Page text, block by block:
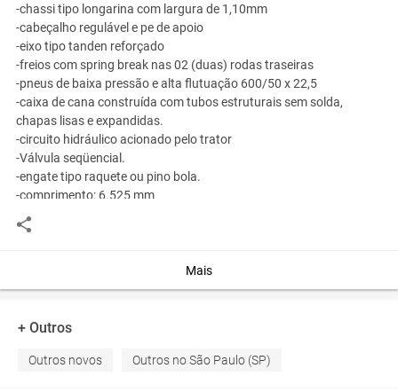
-chassi tipo longarina com largura de 1,10mm
-cabeçalho regulável e pe de apoio
-eixo tipo tanden reforçado
-freios com spring break nas 02 (duas) rodas traseiras
-pneus de baixa pressão e alta flutuação 600/50 x 22,5
-caixa de cana construída com tubos estruturais sem solda,
chapas lisas e expandidas.
-circuito hidráulico acionado pelo trator
-Válvula seqüencial.
-engate tipo raquete ou pino bola.
-comprimento: 6.525 mm
-altura de carregamento: 3.505 mm
-altura de descarga: 4.700 mm
-capacidade de carga: 24m3
Cabeçalho descentralizado
Mais
+ Outros
Outros novos Outros no São Paulo (SP)